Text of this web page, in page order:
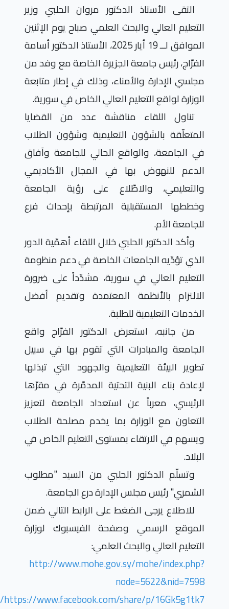
التقى الأستاذ الدكتور مروان الحلبي وزير
التعليم العالي والبحث العلمي صباح يوم الإثنين
الموافق لــ 19 أيار 2025، الأستاذ الدكتور أسامة
الفرّاج، رئيس جامعة الجزيرة الخاصة مع وفد من
مجلسي الإدارة والأمناء، وذلك في إطار متابعة
الوزارة لواقع التعليم العالي الخاص في سورية.
تناول اللقاء مناقشة عدد من القضايا
المتعلّقة بالشؤون التعليمية وشؤون الطلاب
في الجامعة، والواقع الحالي للجامعة وآفاق
الدعم للنهوض بها في المجال الأكاديمي
والتعليمي، والاطّلاع على رؤية الجامعة
وخططها المستقبلية المرتبطة بإحداث فرع
للجامعة الأم.
وأكد الدكتور الحلبي خلال اللقاء أهمّية الدور
الذي تؤدّيه الجامعات الخاصة في دعم منظومة
التعليم العالي في سورية، مشدّداً على ضرورة
الالتزام بالأنظمة المعتمدة وتقديم أفضل
الخدمات التعليمية للطلبة.
من جانبه، استعرض الدكتور الفرّاج واقع
الجامعة والمبادرات التي تقوم بها في سبيل
تطوير البيئة التعليمية والجهود التي تبذلها
لإعادة بناء البنية التحتية المدمّرة في مقرّها
الرئيسي، معرباً عن استعداد الجامعة لتعزيز
التعاون مع الوزارة بما يخدم مصلحة الطلاب
ويسهم في الارتقاء بمستوى التعليم الخاص في
البلاد.
وتسلّم الدكتور الحلبي من السيد "مطلوب
الشمري" رئيس مجلس الإدارة درع الجامعة.
للاطلاع يرجى الضغط على الرابط التالي ضمن
الموقع الرسمي وصفحة الفيسبوك لوزارة
التعليم العالي والبحث العلمي:
http://www.mohe.gov.sy/mohe/index.php?
node=5622&nid=7598
https://www.facebook.com/share/p/16Gk5g1tk7
/